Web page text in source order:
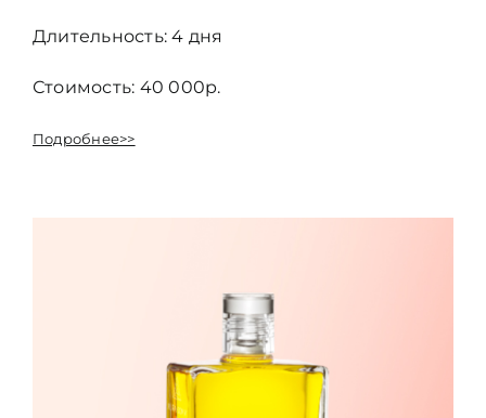
Длительность: 4 дня
Стоимость: 40 000р.
Подробнее>>